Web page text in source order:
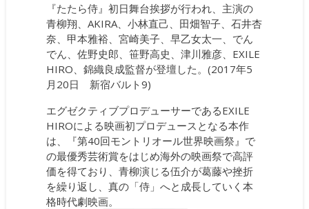
『たたら侍』初日舞台挨拶が行われ、主演の
青柳翔、AKIRA、小林直己、田畑智子、石井杏
奈、甲本雅裕、宮崎美子、早乙女太一、でん
でん、佐野史郎、笹野高史、津川雅彦、EXILE
HIRO、錦織良成監督が登壇した。(2017年5
月20日 新宿バルト9)
エグゼクティブプロデューサーであるEXILE
HIROによる映画初プロデュースとなる本作
は、『第40回モントリオール世界映画祭』で
の最優秀芸術賞をはじめ海外の映画祭で高評
価を得ており、青柳演じる伍介が葛藤や挫折
を繰り返し、真の「侍」へと成長していく本
格時代劇映画。